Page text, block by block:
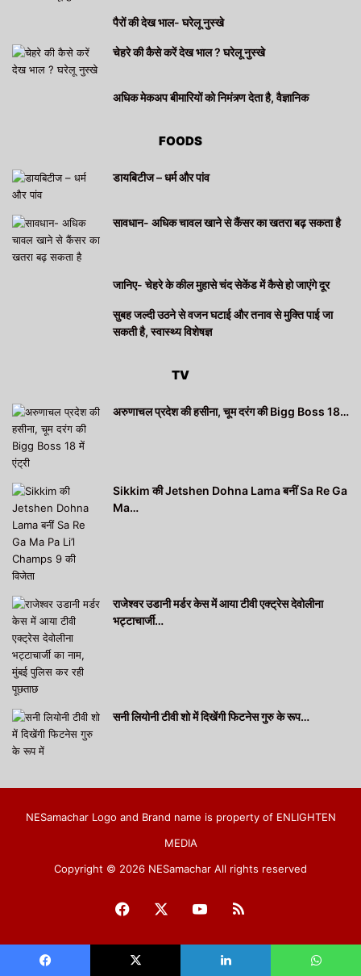
पैरों की देख भाल- घरेलू नुस्खे
चेहरे की कैसे करें देख भाल ? घरेलू नुस्खे
अधिक मेकअप बीमारियों को निमंत्र्ण देता है, वैज्ञानिक
FOODS
डायबिटीज – धर्म और पांव
सावधान- अधिक चावल खाने से कैंसर का खतरा बढ़ सकता है
जानिए- चेहरे के कील मुहासे चंद सेकेंड में कैसे हो जाएंगे दूर
सुबह जल्दी उठने से वजन घटाई और तनाव से मुक्ति पाई जा
सकती है, स्वास्थ्य विशेषज्ञ
TV
अरुणाचल प्रदेश की हसीना, चूम दरंग की Bigg Boss 18…
Sikkim की Jetshen Dohna Lama बनीं Sa Re Ga
Ma…
राजेश्वर उडानी मर्डर केस में आया टीवी एक्ट्रेस देवोलीना
भट्टाचार्जी…
सनी लियोनी टीवी शो में दिखेंगी फिटनेस गुरु के रूप…
NESamachar Logo and Brand name is property of ENLIGHTEN
MEDIA
Copyright © 2026 NESamachar All rights reserved
Facebook YouTube